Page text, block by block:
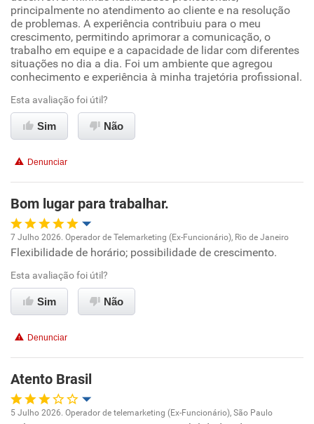
Ambiente de trabalho
Conciliação com a vida familiar
Recomenda esta empresa
principalmente no atendimento ao cliente e na resolução
de problemas. A experiência contribuiu para o meu
crescimento, permitindo aprimorar a comunicação, o
trabalho em equipe e a capacidade de lidar com diferentes
situações no dia a dia. Foi um ambiente que agregou
conhecimento e experiência à minha trajetória profissional.
Esta avaliação foi útil?
Sim Não
Denunciar
Bom lugar para trabalhar.
Oportunidade de promoção
Ambiente de trabalho
Benefícios
Recomenda esta empresa
Recomenda a diretoria
7 Julho 2026. Operador de Telemarketing (Ex-Funcionário), Rio de Janeiro
Flexibilidade de horário; possibilidade de crescimento.
Esta avaliação foi útil?
Sim Não
Denunciar
Atento Brasil
5 Julho 2026. Operador de telemarketing (Ex-Funcionário), São Paulo